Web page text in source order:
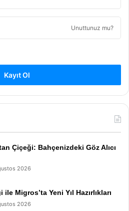
Unuttunuz mu?
Kayıt Ol
Çiçeği: Bahçenizdeki Göz Alıcı
2026
Migros’ta Yeni Yıl Hazırlıkları
2026